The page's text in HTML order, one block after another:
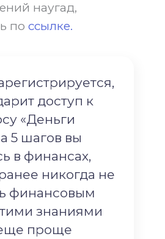
наугад,
по ссылке.
доступ к
«Деньги
5 шагов вы
в финансах,
никогда не
финансовым
знаниями
проще